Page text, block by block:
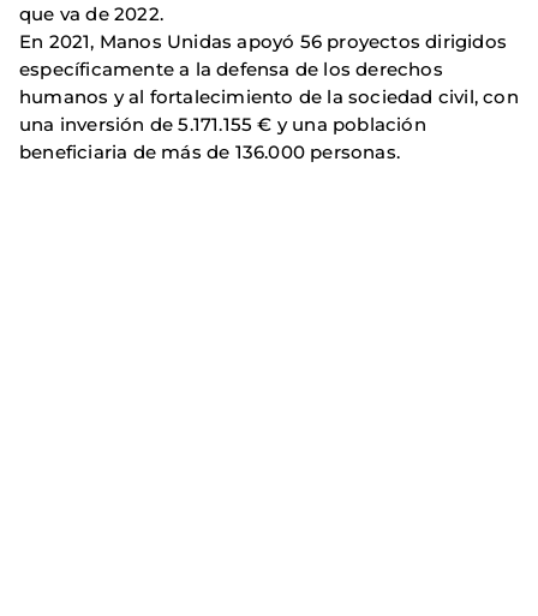
que va de 2022.
En 2021, Manos Unidas apoyó 56 proyectos dirigidos
específicamente a la defensa de los derechos
humanos y al fortalecimiento de la sociedad civil, con
una inversión de 5.171.155 € y una población
beneficiaria de más de 136.000 personas.